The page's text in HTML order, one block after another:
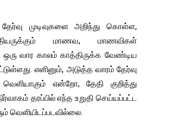
முடிவுகளை அறிந்து கொள்ள,
மாணவ, மாணவிகள்
வார காலம் காத்திருக்க வேண்டிய
எனினும், அடுத்த வாரம் தேர்வு
வெளியாகும் என்றோ, தேதி குறித்து
தரப்பில் எந்த உறுதி செய்யப்பட்ட
வெளியிடப்படவில்லை.